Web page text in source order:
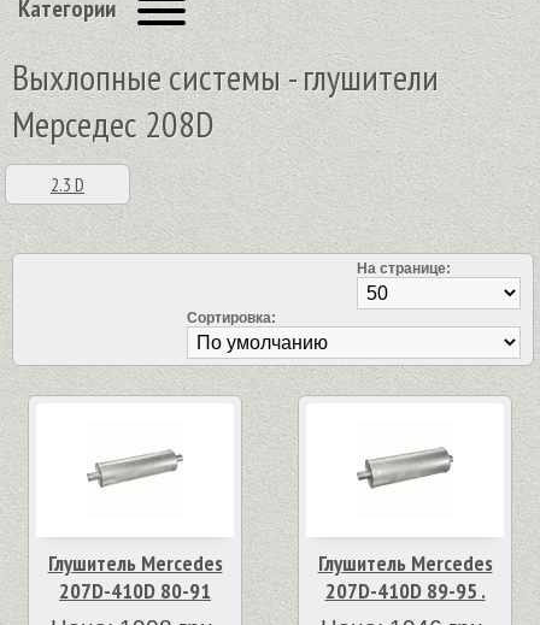
Категории
Выхлопные системы - глушители
Мерседес 208D
2.3 D
На странице:
Сортировка:
Глушитель Mercedes
207D-410D 80-91
Глушитель Mercedes
207D-410D 89-95 .